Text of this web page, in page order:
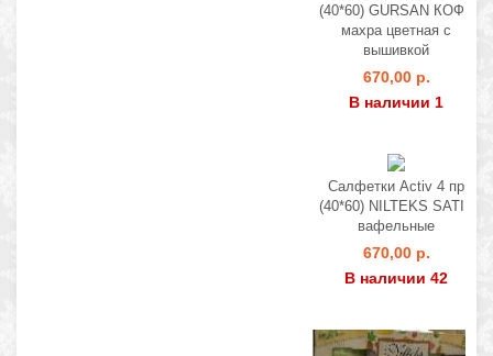
(40*60) GURSAN КОФЕ
махра цветная с
вышивкой
670,00 р.
В наличии 1
Салфетки Activ 4 пр
(40*60) NILTEKS SATIN
вафельные
670,00 р.
В наличии 42